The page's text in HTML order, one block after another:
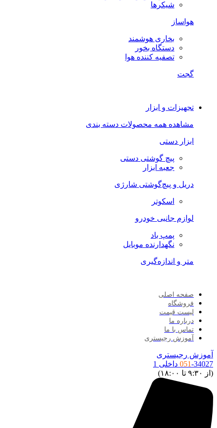
شیکرها
هواساز
بخاری هوشمند
دستگاه بخور
تصفیه کننده هوا
گجت
تجهیزات و ابزار
مشاهده همه محصولات دسته بندی
ابزار دستی
پیچ گوشتی دستی
جعبه ابزار
دریل و پیچ‌گوشتی شارژی
اسکوتر
لوازم جانبی خودرو
پمپ باد
نگهدارنده موبایل
متر و اندازه‌گیری
صفحه اصلی
فروشگاه
لیست قیمت
درباره ما
تماس با ما
آموزش رجیستری
آموزش رجیستری
051-34027 داخلی 1
(از ۹:۳۰ تا ۱۸:۰۰)